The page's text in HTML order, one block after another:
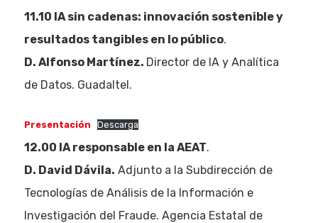
11.10 IA sin cadenas: innovación sostenible y
resultados tangibles en lo público.
D. Alfonso Martínez. Director de IA y Analítica
de Datos. Guadaltel.
Presentación Descarga
12.00 IA responsable en la AEAT.
D. David Dávila. Adjunto a la Subdirección de
Tecnologías de Análisis de la Información e
Investigación del Fraude. Agencia Estatal de